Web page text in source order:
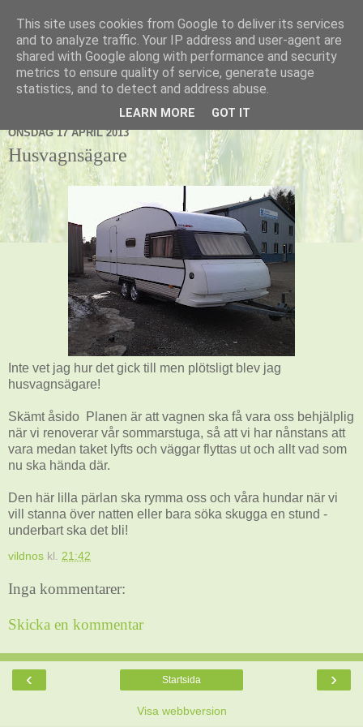
Kennel Vildnos
ONSDAG 17 APRIL 2013
Husvagnsägare
Inte vet jag hur det gick till men plötsligt blev jag
husvagnsägare!
Skämt åsido Planen är att vagnen ska få vara oss behjälplig
när vi renoverar vår sommarstuga, så att vi har nånstans att
vara medan taket lyfts och väggar flyttas ut och allt vad som
nu ska hända där.
Den här lilla pärlan ska rymma oss och våra hundar när vi
vill stanna över natten eller bara söka skugga en stund -
underbart ska det bli!
vildnos kl. 21:42
Inga kommentarer:
Skicka en kommentar
‹ ›
Startsida
Visa webbversion
This site uses cookies from Google to deliver its services
and to analyze traffic. Your IP address and user-agent are
shared with Google along with performance and security
metrics to ensure quality of service, generate usage
statistics, and to detect and address abuse.
LEARN MORE GOT IT